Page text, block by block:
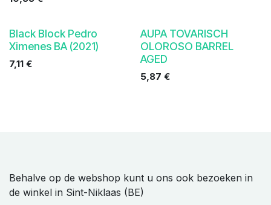
Black Block Pedro
Ximenes BA (2021)
7,11 €
AUPA TOVARISCH
OLOROSO BARREL
AGED
5,87 €
Behalve op de webshop kunt u ons ook bezoeken in
de winkel in Sint-Niklaas (BE)